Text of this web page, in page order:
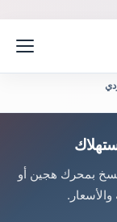
نسخ بمحرك هجين أو